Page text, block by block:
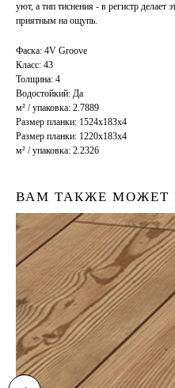
уют, а тип тиснения - в регистр делает
приятным на ощупь.
Фаска: 4V Groove
Класс: 43
Толщина: 4
Водостойкий: Да
м² / упаковка: 2.7889
Размер планки: 1524x183x4
Размер планки: 1220x183x4
м² / упаковка: 2.2326
ВАМ ТАКЖЕ МОЖЕТ